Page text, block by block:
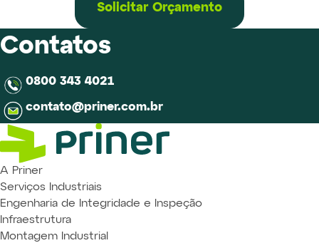
Solicitar Orçamento
Contatos
0800 343 4021
contato@priner.com.br
A Priner
Serviços Industriais
Engenharia de Integridade e Inspeção
Infraestrutura
Montagem Industrial